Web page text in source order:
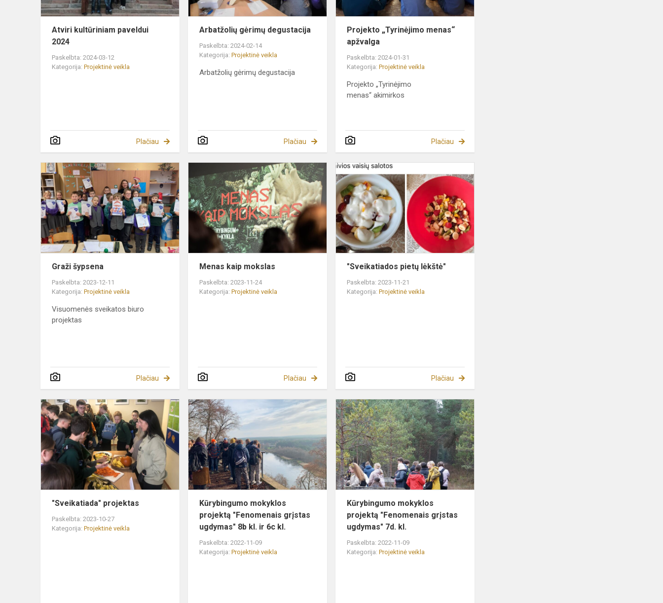
Atviri kultūriniam paveldui
2024
Paskelbta: 2024-03-12
Kategorija: Projektinė veikla
Plačiau
Arbatžolių gėrimų degustacija
Paskelbta: 2024-02-14
Kategorija:Projektinė veikla
Arbatžolių gėrimų degustacija
Plačiau
Projekto „Tyrinėjimo menas“
apžvalga
Paskelbta: 2024-01-31
Kategorija:Projektinė veikla
Projekto „Tyrinėjimo
menas“ akimirkos
Plačiau
šypsena
Graži šypsena
Paskelbta: 2023-12-11
Kategorija: Projektinė veikla
Visuomenės sveikatos biuro
projektas
Plačiau
Menas
kaip
mokslas
Menas kaip mokslas
Paskelbta: 2023-11-24
Kategorija:Projektinė veikla
Plačiau
"Sveikatiados pietų lėkštė"
Paskelbta: 2023-11-21
Kategorija:Projektinė veikla
Plačiau
"Sveikatiada"
projektas
"Sveikatiada" projektas
Paskelbta: 2023-10-27
Kategorija: Projektinė veikla
Kūrybingumo
mokyklos
projektą
"Fenomenais
grįstas
ugdymas"...
Kūrybingumo mokyklos
projektą "Fenomenais grįstas
ugdymas" 8b kl. ir 6c kl.
Paskelbta: 2022-11-09
Kategorija:Projektinė veikla
Kūrybingumo
mokyklos
projektą
"Fenomenais
grįstas
ugdymas"...
Kūrybingumo mokyklos
projektą "Fenomenais grįstas
ugdymas" 7d. kl.
Paskelbta: 2022-11-09
Kategorija:Projektinė veikla